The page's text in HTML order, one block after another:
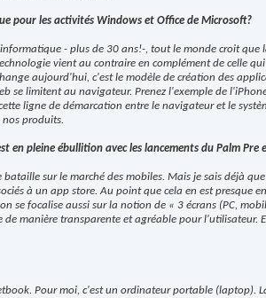
pour les activités Windows et Office de Microsoft?
- plus de 30 ans!-, tout le monde croit
vient au contraire en complément de celle
aujourd'hui, c'est le modèle de création des
se limitent au navigateur. Prenez l'exemple de
ligne de démarcation entre le navigateur et le
nos produits.
en pleine ébullition avec les lancements du Palm
sur le marché des mobiles. Mais je sais déjà
à un app store. Au point que cela en est presque
se focalise aussi sur la notion de « 3 écrans (PC,
manière transparente et agréable pour l'utilisateur.
Pour moi, c'est un ordinateur portable (laptop).